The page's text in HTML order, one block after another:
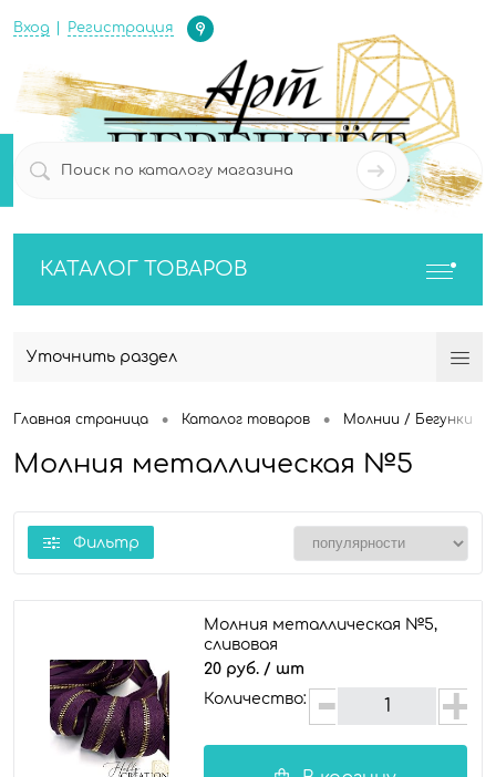
Вход Регистрация
Определение
0
КАТАЛОГ ТОВАРОВ
Уточнить раздел
Главная страница • Каталог товаров • Молнии / Бегунки
Молния металлическая №5
Фильтр
Молния металлическая №5,
сливовая
20 руб. / шт
Количество: